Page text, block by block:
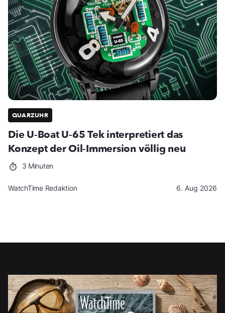
QUARZUHR
Die U-Boat U-65 Tek interpretiert das
Konzept der Oil-Immersion völlig neu
3 Minuten
WatchTime Redaktion 6. Aug 2026